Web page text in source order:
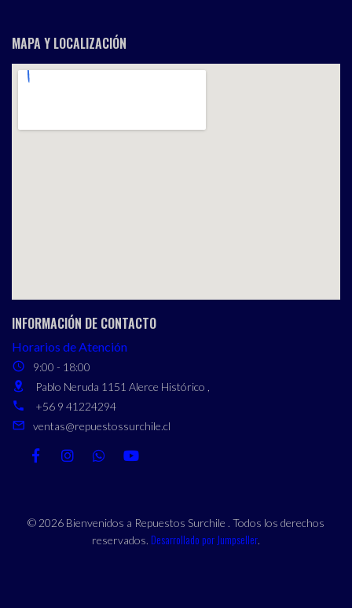
MAPA Y LOCALIZACIÓN
INFORMACIÓN DE CONTACTO
Horarios de Atención
9:00 - 18:00
Pablo Neruda 1151 Alerce Histórico ,
+56 9 41224294
ventas@repuestossurchile.cl
© 2026 Bienvenidos a Repuestos Surchile . Todos los derechos
reservados. Desarrollado por Jumpseller.